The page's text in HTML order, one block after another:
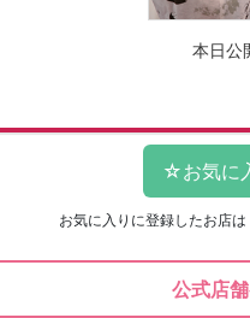
本日公
お気に入りに登録したお店は
公式店